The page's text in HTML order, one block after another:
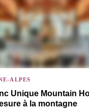
ALPES
Unique Mountain
à la montagne